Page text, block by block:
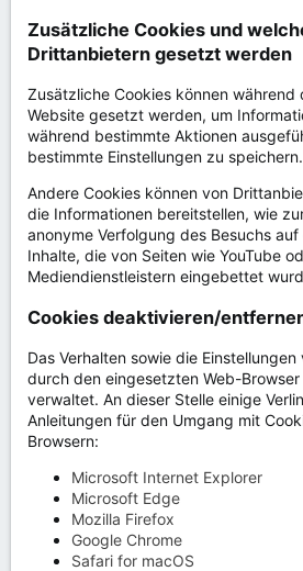
Zusätzliche Cookies und
Drittanbietern gesetzt werden
Zusätzliche Cookies können während
Website gesetzt werden, um
während bestimmte Aktionen
bestimmte Einstellungen zu speichern.
Andere Cookies können von
die Informationen bereitstellen, wie
anonyme Verfolgung des Besuchs
Inhalte, die von Seiten wie YouTube
Mediendienstleistern eingebettet
Cookies deaktivieren/
Das Verhalten sowie die
durch den eingesetzten Web-
verwaltet. An dieser Stelle einige
Anleitungen für den Umgang mit
Browsern:
Microsoft Internet Explorer
Microsoft Edge
Mozilla Firefox
Google Chrome
Safari for macOS